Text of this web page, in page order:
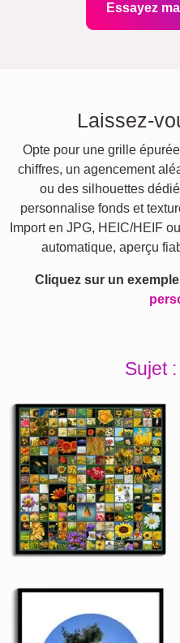
Essayez
Laissez-
Opte pour une grille
chiffres, un agencement
ou des silhouettes
personnalise fonds et
Import en JPG, HEIC/HEIF
automatique, aperçu
Cliquez sur un exemple
Sujet